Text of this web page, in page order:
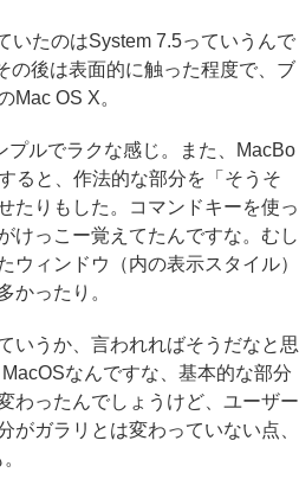
たのはSystem 7.5っていうんで
の後は表面的に触った程度で、ブ
Mac OS X。
ルでラクな感じ。また、MacBo
ると、作法的な部分を「そうそ
たりもした。コマンドキーを使っ
けっこー覚えてたんですな。むし
ウィンドウ（内の表示スタイル）
かったり。
いうか、言われればそうだなと思
なんですな、基本的な部分
わったんでしょうけど、ユーザー
がガラリとは変わっていない点、